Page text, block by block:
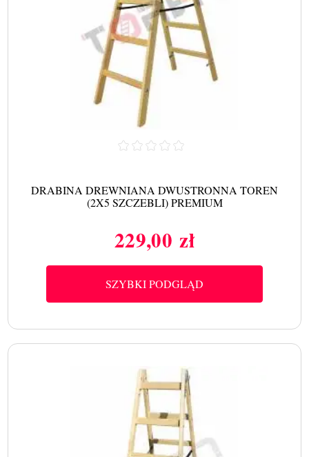
DRABINA DREWNIANA DWUSTRONNA TOREN
(2X5 SZCZEBLI) PREMIUM
Cena
229,00 zł
SZYBKI PODGLĄD